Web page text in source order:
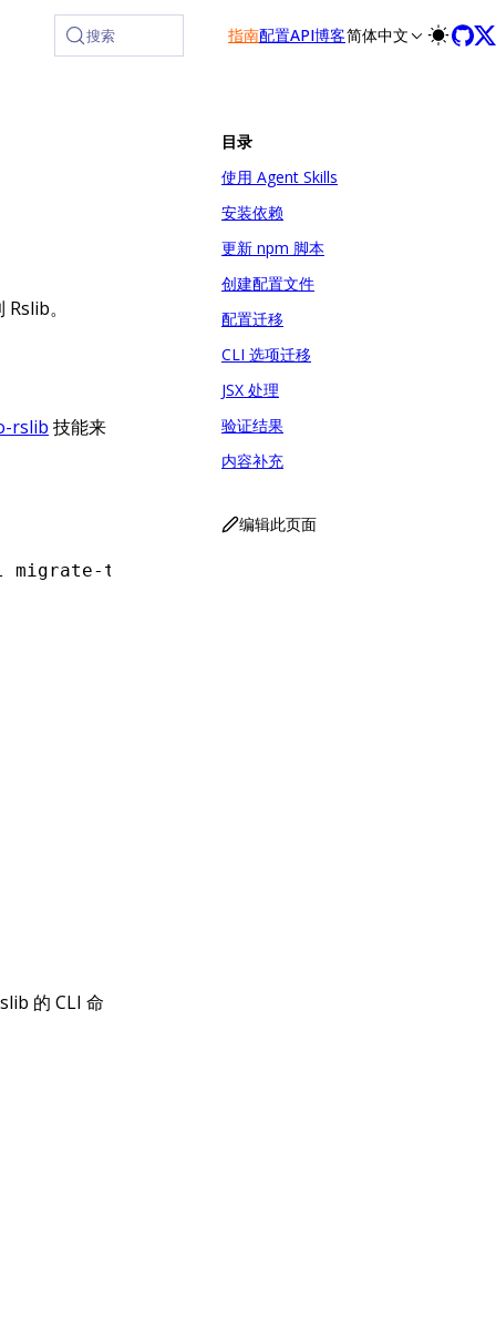
搜索 指南配置API博客简体中文
。
rslib 技能来
to-rslib
的 CLI 命
目录
使用 Agent Skills
安装依赖
更新 npm 脚本
创建配置文件
配置迁移
CLI 选项迁移
JSX 处理
验证结果
内容补充
编辑此页面